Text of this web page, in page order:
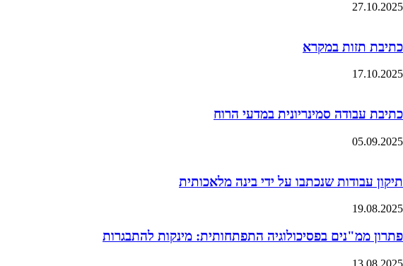
27.10.2025
כתיבת תזות במקרא
17.10.2025
כתיבת עבודה סמינריונית במדעי הרוח
05.09.2025
תיקון עבודות שנכתבו על ידי בינה מלאכותית
19.08.2025
פתרון ממ"נים בפסיכולוגיה התפתחותית: מינקות להתבגרות
13.08.2025